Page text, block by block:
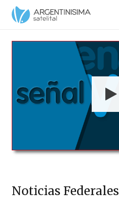
Argentinísima Satelital HD en Vivo
Noticias Federales